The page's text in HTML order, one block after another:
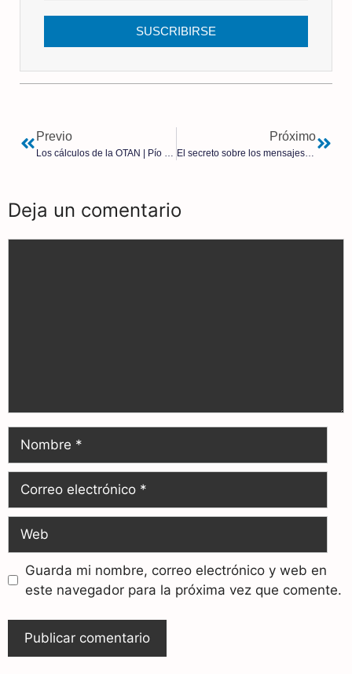
SUSCRIBIRSE
Previo Próximo
El secreto sobre los mensajes textos de vacunas Covid de von der Leyen daña la reputación de la UE
Deja un comentario
Guarda mi nombre, correo electrónico y web en
este navegador para la próxima vez que comente.